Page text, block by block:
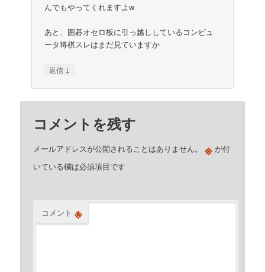
んでもやってくれますよw
あと、囲碁オセロ板に引っ越ししているコンピュ
ータ将棋スレはまだ見ていますか
返信 ↓
コメントを残す
メールアドレスが公開されることはありません。 ※ が付
いている欄は必須項目です
コメント ※